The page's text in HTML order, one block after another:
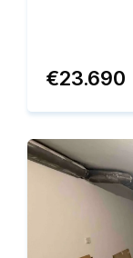
€23.690